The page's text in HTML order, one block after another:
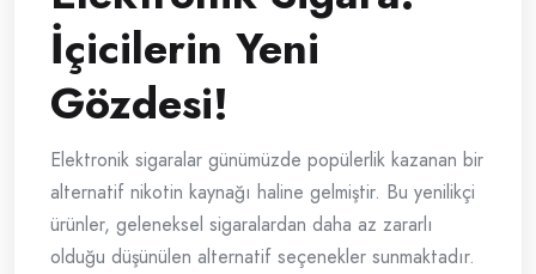
İçicilerin Yeni
Gözdesi!
Elektronik sigaralar günümüzde popülerlik kazanan bir
alternatif nikotin kaynağı haline gelmiştir. Bu yenilikçi
ürünler, geleneksel sigaralardan daha az zararlı
olduğu düşünülen alternatif seçenekler sunmaktadır.